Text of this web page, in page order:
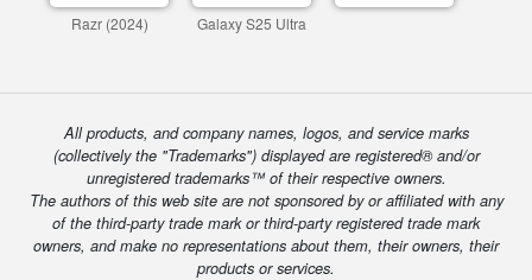
Razr (2024) Galaxy S25 Ultra
All products, and company names, logos, and service marks
(collectively the "Trademarks") displayed are registered® and/or
unregistered trademarks™ of their respective owners.
The authors of this web site are not sponsored by or affiliated with any
of the third-party trade mark or third-party registered trade mark
owners, and make no representations about them, their owners, their
products or services.